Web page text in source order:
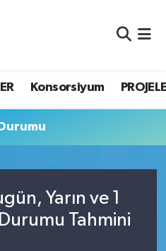
Konsorsiyum
Yarın ve 1
Tahmini
ve Fikstür